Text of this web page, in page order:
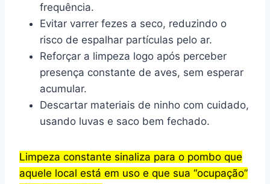
frequência.
Evitar varrer fezes a seco, reduzindo o
risco de espalhar partículas pelo ar.
Reforçar a limpeza logo após perceber
presença constante de aves, sem esperar
acumular.
Descartar materiais de ninho com cuidado,
usando luvas e saco bem fechado.
Limpeza constante sinaliza para o pombo que
aquele local está em uso e que sua “ocupação”